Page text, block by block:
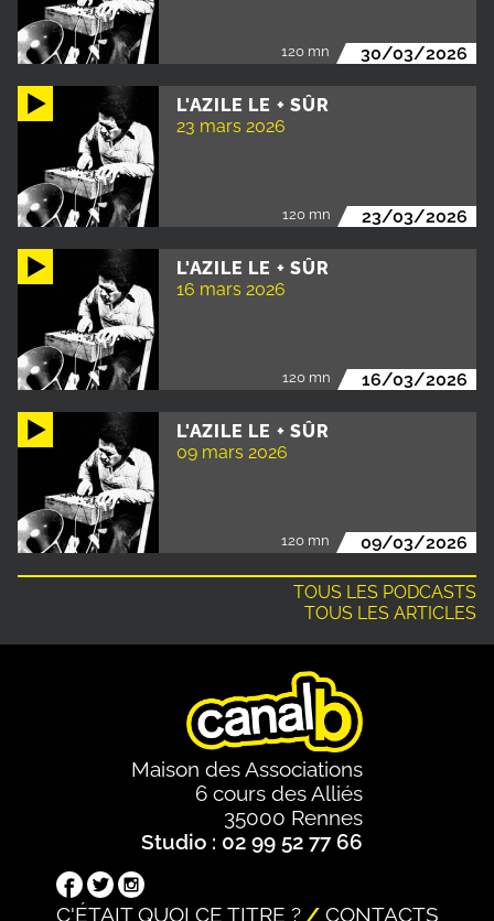
120 mn 30/03/2026
L'AZILE LE + SÛR
23 mars 2026
120 mn 23/03/2026
L'AZILE LE + SÛR
16 mars 2026
120 mn 16/03/2026
L'AZILE LE + SÛR
09 mars 2026
120 mn 09/03/2026
TOUS LES PODCASTS
TOUS LES ARTICLES
Maison des Associations
6 cours des Alliés
35000 Rennes
Studio : 02 99 52 77 66
C'ÉTAIT QUOI CE TITRE ? CONTACTS